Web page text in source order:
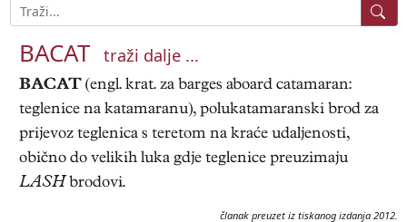
BACAT traži dalje ...
BACAT (engl. krat. za barges aboard catamaran:
teglenice na katamaranu), polukatamaranski brod za
prijevoz teglenica s teretom na kraće udaljenosti,
obično do velikih luka gdje teglenice preuzimaju
LASH brodovi.
članak preuzet iz tiskanog izdanja 2012.